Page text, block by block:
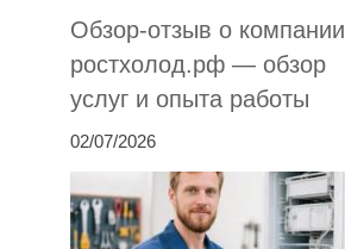
Обзор-отзыв о компании
ростхолод.рф — обзор
услуг и опыта работы
02/07/2026